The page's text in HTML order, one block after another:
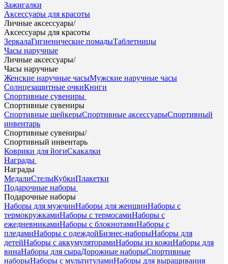
Зажигалки
Аксессуары для красоты
Личные аксессуары/
Аксессуары для красоты
ЗеркалаГигиенические помадыТаблетницы
Часы наручные
Личные аксессуары/
Часы наручные
Женские наручные часыМужские наручные часы
Солнцезащитные очкиКниги
Спортивные сувениры
Спортивные сувениры
Спортивные шейкерыСпортивные аксессуарыСпортивный
инвентарь
Спортивные сувениры/
Спортивный инвентарь
Коврики для йогиСкакалки
Награды
Награды
МедалиСтелыКубкиПлакетки
Подарочные наборы
Подарочные наборы
Наборы для мужчинНаборы для женщинНаборы с
термокружкамиНаборы с термосамиНаборы с
ежедневникамиНаборы с блокнотамиНаборы с
пледамиНаборы с одеждойБизнес-наборыНаборы для
детейНаборы с аккумуляторамиНаборы из кожиНаборы для
винаНаборы для сыраДорожные наборыСпортивные
наборыНаборы с мультитуламиНаборы для выращивания